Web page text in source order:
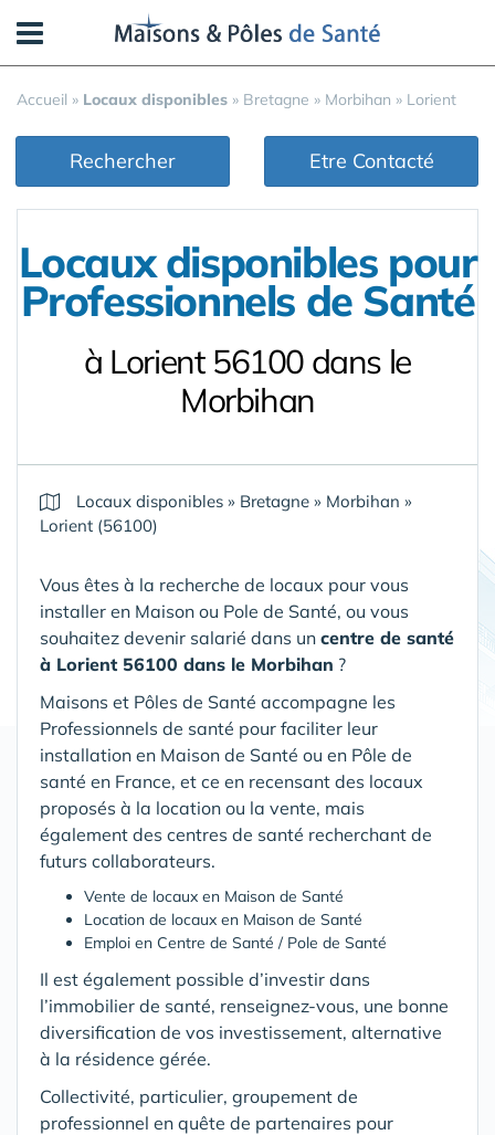
Accueil » Locaux disponibles » Bretagne » Morbihan » Lorient
Rechercher Etre Contacté
Locaux disponibles pour
Professionnels de Santé
à Lorient 56100 dans le
Morbihan
Locaux disponibles » Bretagne » Morbihan »
Lorient (56100)
Vous êtes à la recherche de locaux pour vous
installer en Maison ou Pole de Santé, ou vous
souhaitez devenir salarié dans un centre de santé
à Lorient 56100 dans le Morbihan ?
Maisons et Pôles de Santé accompagne les
Professionnels de santé pour faciliter leur
installation en Maison de Santé ou en Pôle de
santé en France, et ce en recensant des locaux
proposés à la location ou la vente, mais
également des centres de santé recherchant de
futurs collaborateurs.
Vente de locaux en Maison de Santé
Location de locaux en Maison de Santé
Emploi en Centre de Santé / Pole de Santé
Il est également possible d’investir dans
l’immobilier de santé, renseignez-vous, une bonne
diversification de vos investissement, alternative
à la résidence gérée.
Collectivité, particulier, groupement de
professionnel en quête de partenaires pour
Panneau de gestion des cookies